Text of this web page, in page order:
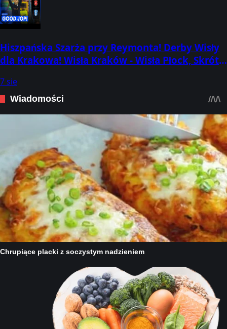
Hiszpańska Szarża przy Reymonta! Derby Wisły
dla Krakowa! Wisła Kraków - Wisła Płock, Skrót
7 sie